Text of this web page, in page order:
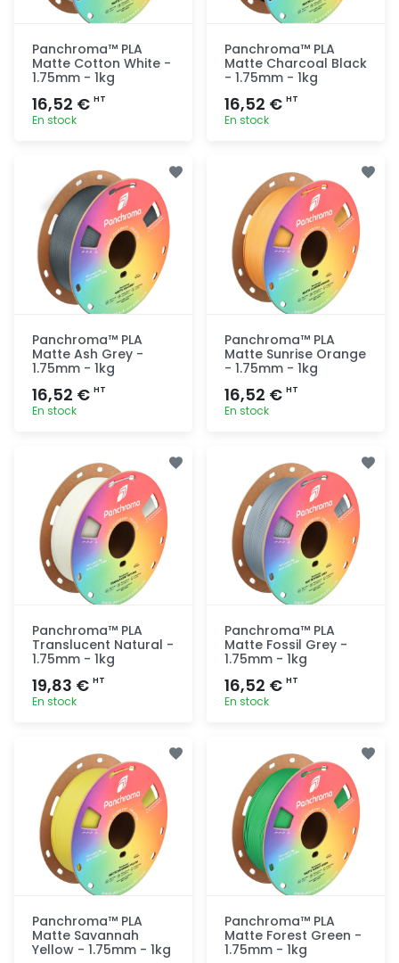
Panchroma™ PLA
Matte Cotton White -
1.75mm - 1kg
16,52 € HT
En stock
rapide
Panchroma™ PLA
Matte Charcoal Black
- 1.75mm - 1kg
16,52 € HT
En stock
rapide
Panchroma™ PLA
Matte Ash Grey -
1.75mm - 1kg
16,52 € HT
En stock
rapide
Panchroma™ PLA
Matte Sunrise Orange
- 1.75mm - 1kg
16,52 € HT
En stock
rapide
Panchroma™ PLA
Translucent Natural -
1.75mm - 1kg
19,83 € HT
En stock
rapide
Panchroma™ PLA
Matte Fossil Grey -
1.75mm - 1kg
16,52 € HT
En stock
rapide
Panchroma™ PLA
Matte Savannah
Yellow - 1.75mm - 1kg
Panchroma™ PLA
Matte Forest Green -
1.75mm - 1kg